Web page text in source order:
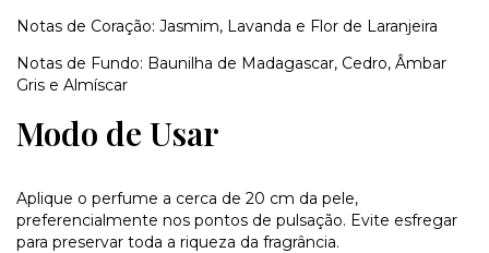
Notas de Coração: Jasmim, Lavanda e Flor de Laranjeira
Notas de Fundo: Baunilha de Madagascar, Cedro, Âmbar
Gris e Almíscar
Modo de Usar
Aplique o perfume a cerca de 20 cm da pele,
preferencialmente nos pontos de pulsação. Evite esfregar
para preservar toda a riqueza da fragrância.